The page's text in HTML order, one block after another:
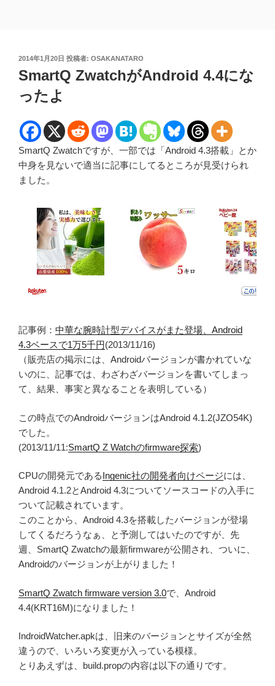
投
稿
日:
2014年1月20日 投稿者: OSAKANATARO
SmartQ ZwatchがAndroid 4.4にな
ったよ
SmartQ Zwatchですが、一部では「Android 4.3搭載」とか
中身を見ないで適当に記事にしてるところが見受けられ
ました。
記事例： 中華な腕時計型デバイスがまた登場、Android
4.3ベースで1万5千円(2013/11/16)
（販売店の掲示には、Androidバージョンが書かれていな
いのに、記事では、わざわざバージョンを書いてしまっ
て、結果、事実と異なることを表明している）
この時点でのAndroidバージョンはAndroid 4.1.2(JZO54K)
でした。
(2013/11/11:SmartQ Z Watchのfirmware探索)
CPUの開発元であるIngenic社の開発者向けページには、
Android 4.1.2とAndroid 4.3についてソースコードの入手に
ついて記載されています。
このことから、Android 4.3を搭載したバージョンが登場
してくるだろうなぁ、と予測してはいたのですが、先
週、SmartQ Zwatchの最新firmwareが公開され、ついに、
Androidのバージョンが上がりました！
SmartQ Zwatch firmware version 3.0で、Android
4.4(KRT16M)になりました！
IndroidWatcher.apkは、旧来のバージョンとサイズが全然
違うので、いろいろ変更が入っている模様。
とりあえずは、build.propの内容は以下の通りです。